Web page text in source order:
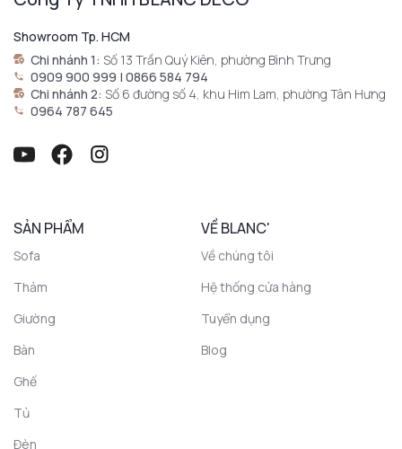
Showroom Tp. HCM
Chi nhánh 1: Số 13 Trần Quý Kiên, phường Bình Trưng
0909 900 999 | 0866 584 794
Chi nhánh 2: Số 6 đường số 4, khu Him Lam, phường Tân Hưng
0964 787 645
SẢN PHẨM
Sofa
Thảm
Giường
Bàn
Ghế
Tủ
Đèn
VỀ BLANC'
Về chúng tôi
Hệ thống cửa hàng
Tuyển dụng
Blog